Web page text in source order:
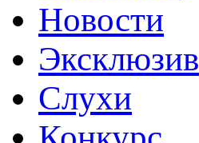
Новости
Эксклюзив
Слухи